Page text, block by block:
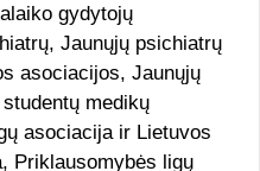
gydytojų
Jaunųjų psichiatrų
asociacijos, Jaunųjų
medikų
asociacija ir Lietuvos
Priklausomybės ligų